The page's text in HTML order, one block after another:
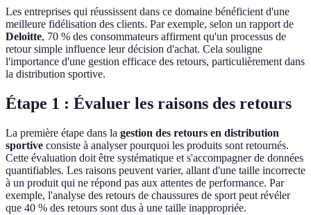
Les entreprises qui réussissent dans ce domaine bénéficient d'une
meilleure fidélisation des clients. Par exemple, selon un rapport de
Deloitte, 70 % des consommateurs affirment qu'un processus de
retour simple influence leur décision d'achat. Cela souligne
l'importance d'une gestion efficace des retours, particulièrement dans
la distribution sportive.
Étape 1 : Évaluer les raisons des retours
La première étape dans la gestion des retours en distribution
sportive consiste à analyser pourquoi les produits sont retournés.
Cette évaluation doit être systématique et s'accompagner de données
quantifiables. Les raisons peuvent varier, allant d'une taille incorrecte
à un produit qui ne répond pas aux attentes de performance. Par
exemple, l'analyse des retours de chaussures de sport peut révéler
que 40 % des retours sont dus à une taille inappropriée.